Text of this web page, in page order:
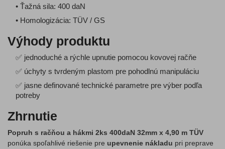
• Ťažná sila: 400 daN
• Homologizácia: TÜV / GS
Výhody produktu
✅ jednoduché a rýchle upnutie pomocou kovovej račňe
✅ úchyty s tvrdeným plastom pre pohodlnú manipuláciu
✅ jasne definované technické parametre pre výber podľa
potreby
Zhrnutie
Popruh s račňou a hákmi 2ks 400daN 32mm x 4,90 m TÜV
ponúka spoľahlivé riešenie pre upevnenie nákladu pri preprave